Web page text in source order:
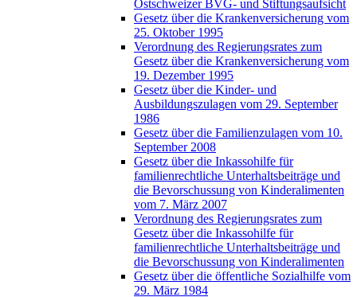
Ostschweizer BVG- und Stiftungsaufsicht
Gesetz über die Krankenversicherung vom
25. Oktober 1995
Verordnung des Regierungsrates zum
Gesetz über die Krankenversicherung vom
19. Dezember 1995
Gesetz über die Kinder- und
Ausbildungszulagen vom 29. September
1986
Gesetz über die Familienzulagen vom 10.
September 2008
Gesetz über die Inkassohilfe für
familienrechtliche Unterhaltsbeiträge und
die Bevorschussung von Kinderalimenten
vom 7. März 2007
Verordnung des Regierungsrates zum
Gesetz über die Inkassohilfe für
familienrechtliche Unterhaltsbeiträge und
die Bevorschussung von Kinderalimenten
Gesetz über die öffentliche Sozialhilfe vom
29. März 1984